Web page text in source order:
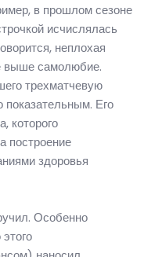
в прошлом сезоне
исчислялась
неплохая
выше самолюбие.
трехматчевую
Его
которого
построение
здоровья
Особенно